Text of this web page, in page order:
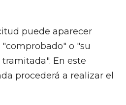
puede aparecer
o "su
En este
procederá a realizar el